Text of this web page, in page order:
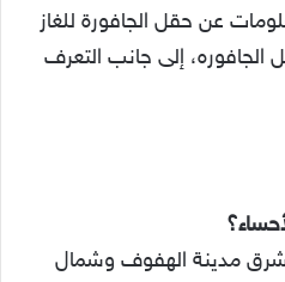
عن حقل الجافورة للغاز
إلى جانب التعرف
مدينة الهفوف وشمال